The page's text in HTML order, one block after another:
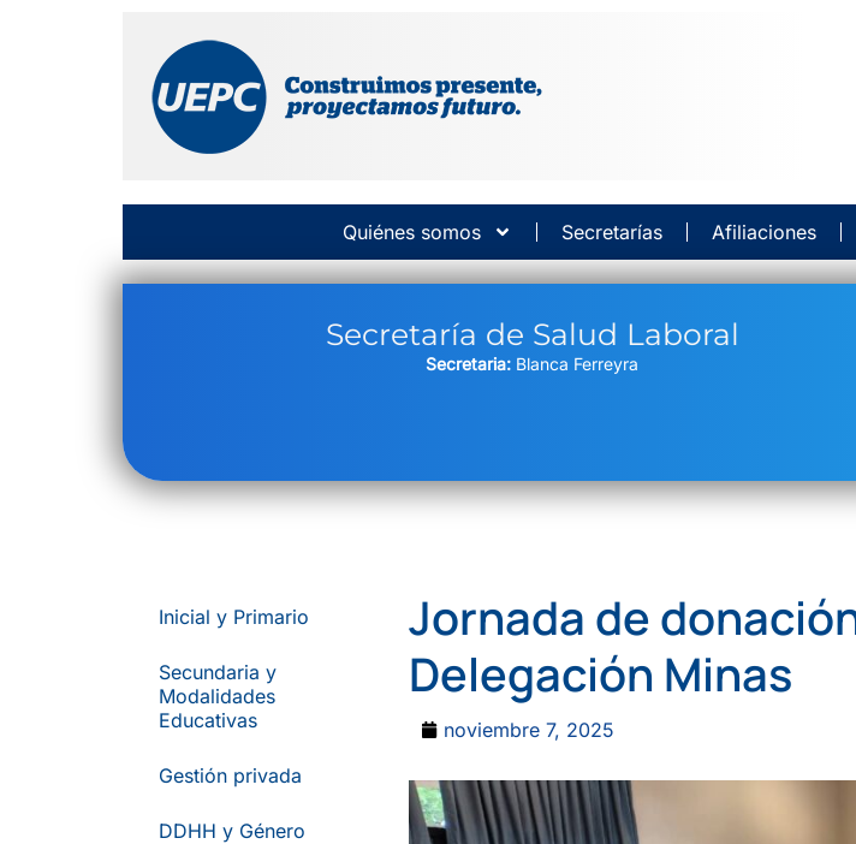
Quiénes somos Secretarías Afiliaciones
Secretaría de Salud Laboral
Secretaria: Blanca Ferreyra
Inicial y Primario
Secundaria y
Modalidades
Educativas
Gestión privada
DDHH y Género
Jornada de
Delegación Minas
noviembre 7, 2025